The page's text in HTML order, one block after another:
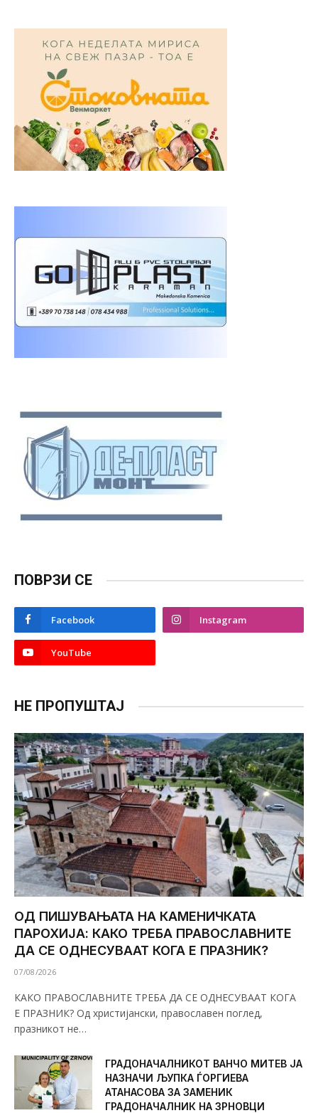
ПОВРЗИ СЕ
Facebook Instagram
YouTube
НЕ ПРОПУШТАЈ
ОД ПИШУВАЊАТА НА КАМЕНИЧКАТА
ПАРОХИЈА: КАКО ТРЕБА ПРАВОСЛАВНИТЕ
ДА СЕ ОДНЕСУВААТ КОГА Е ПРАЗНИК?
07/08/2026
КАКО ПРАВОСЛАВНИТЕ ТРЕБА ДА СЕ ОДНЕСУВААТ КОГА
Е ПРАЗНИК? Од христијански, православен поглед,
празникот не…
ГРАДОНАЧАЛНИКОТ ВАНЧО МИТЕВ ЈА
НАЗНАЧИ ЉУПКА ЃОРГИЕВА
АТАНАСОВА ЗА ЗАМЕНИК
ГРАДОНАЧАЛНИК НА ЗРНОВЦИ